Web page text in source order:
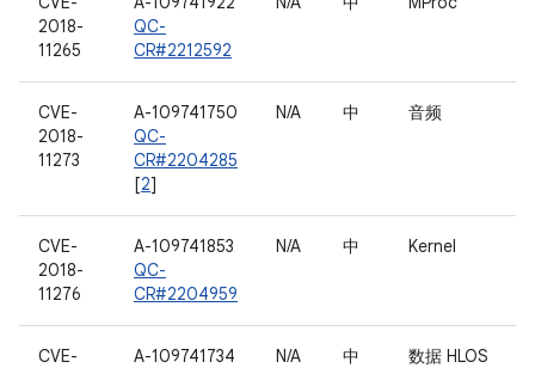
2018-
11265
QC-
CR#2212592
CVE-
2018-
11273
A-109741750
QC-
CR#2204285
[2]
N/A 中 音频
CVE-
2018-
11276
A-109741853
QC-
CR#2204959
N/A 中 Kernel
CVE-
A-109741734
N/A 中
数据 HLOS